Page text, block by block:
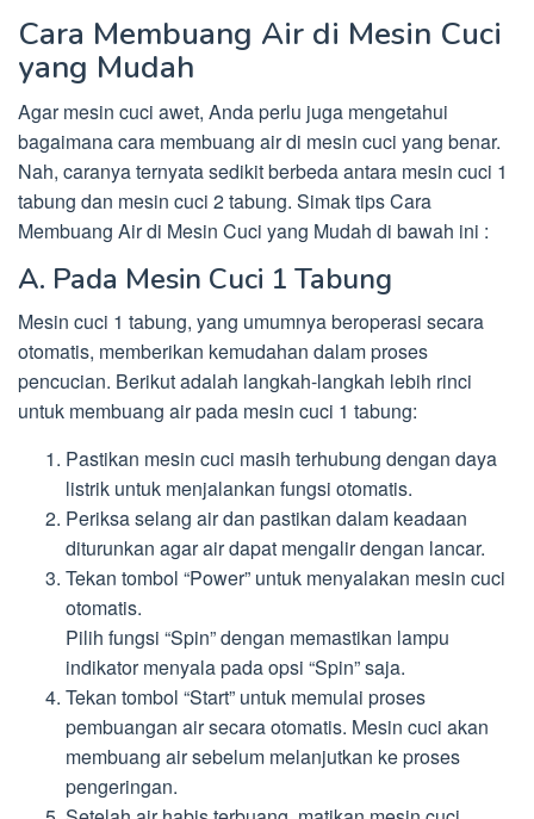
Cara Membuang Air di Mesin Cuci
yang Mudah
Agar mesin cuci awet, Anda perlu juga mengetahui
bagaimana cara membuang air di mesin cuci yang benar.
Nah, caranya ternyata sedikit berbeda antara mesin cuci 1
tabung dan mesin cuci 2 tabung. Simak tips Cara
Membuang Air di Mesin Cuci yang Mudah di bawah ini :
A. Pada Mesin Cuci 1 Tabung
Mesin cuci 1 tabung, yang umumnya beroperasi secara
otomatis, memberikan kemudahan dalam proses
pencucian. Berikut adalah langkah-langkah lebih rinci
untuk membuang air pada mesin cuci 1 tabung:
Pastikan mesin cuci masih terhubung dengan daya
listrik untuk menjalankan fungsi otomatis.
Periksa selang air dan pastikan dalam keadaan
diturunkan agar air dapat mengalir dengan lancar.
Tekan tombol “Power” untuk menyalakan mesin cuci
otomatis.
Pilih fungsi “Spin” dengan memastikan lampu
indikator menyala pada opsi “Spin” saja.
Tekan tombol “Start” untuk memulai proses
pembuangan air secara otomatis. Mesin cuci akan
membuang air sebelum melanjutkan ke proses
pengeringan.